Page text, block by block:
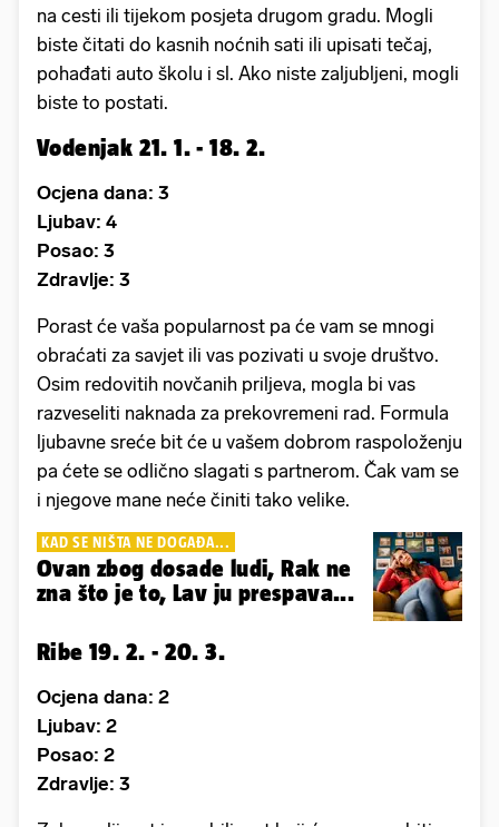
na cesti ili tijekom posjeta drugom gradu. Mogli
biste čitati do kasnih noćnih sati ili upisati tečaj,
pohađati auto školu i sl. Ako niste zaljubljeni, mogli
biste to postati.
Vodenjak 21. 1. - 18. 2.
Ocjena dana: 3
Ljubav: 4
Posao: 3
Zdravlje: 3
Porast će vaša popularnost pa će vam se mnogi
obraćati za savjet ili vas pozivati u svoje društvo.
Osim redovitih novčanih priljeva, mogla bi vas
razveseliti naknada za prekovremeni rad. Formula
ljubavne sreće bit će u vašem dobrom raspoloženju
pa ćete se odlično slagati s partnerom. Čak vam se
i njegove mane neće činiti tako velike.
KAD SE NIŠTA NE DOGAĐA...
Ovan zbog dosade ludi, Rak ne
zna što je to, Lav ju prespava...
Ribe 19. 2. - 20. 3.
Ocjena dana: 2
Ljubav: 2
Posao: 2
Zdravlje: 3